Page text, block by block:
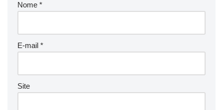
Nome *
E-mail *
Site